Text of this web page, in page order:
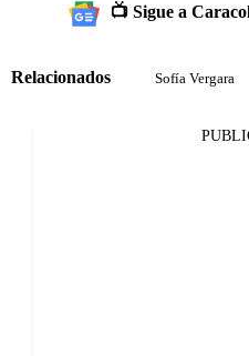
📺 Sigue a
Relacionados Sofía Vergara